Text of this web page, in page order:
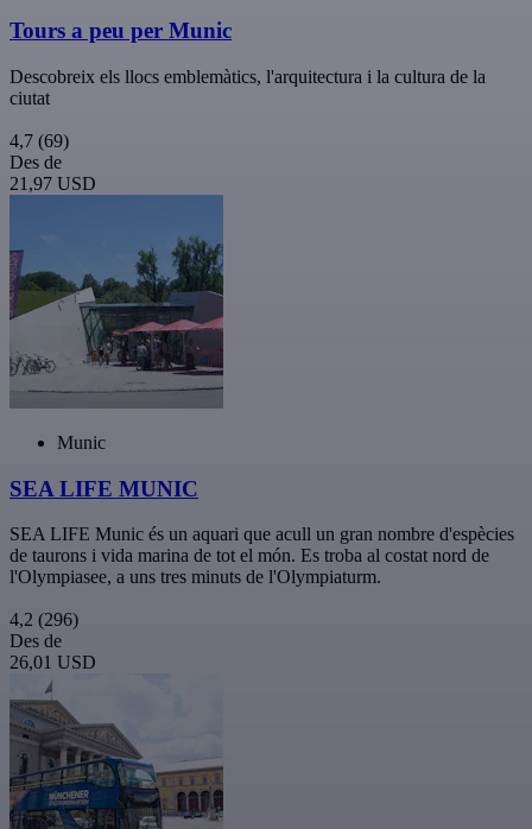
Tours a peu per Munic
Descobreix els llocs emblemàtics, l'arquitectura i la cultura de la
ciutat
4,7 (69)
Des de
21,97 USD
Munic
SEA LIFE MUNIC
SEA LIFE Munic és un aquari que acull un gran nombre d'espècies
de taurons i vida marina de tot el món. Es troba al costat nord de
l'Olympiasee, a uns tres minuts de l'Olympiaturm.
4,2 (296)
Des de
26,01 USD